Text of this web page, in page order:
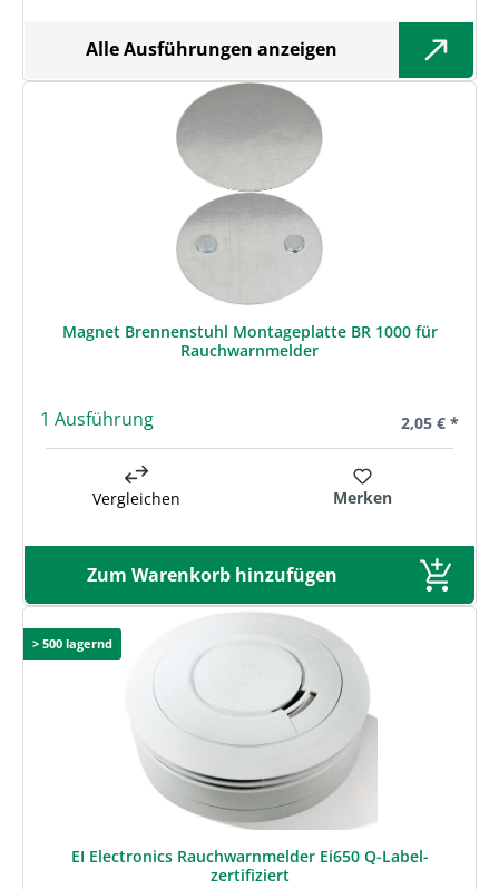
Alle Ausführungen anzeigen
Magnet Brennenstuhl Montageplatte BR 1000 für
Rauchwarnmelder
1 Ausführung Regulärer
2,05 € *
Vergleichen Merken
Zum Warenkorb hinzufügen
> 500 lagernd
EI Electronics Rauchwarnmelder Ei650 Q-Label-
zertifiziert